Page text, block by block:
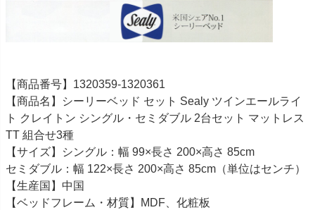
【商品番号】1320359-1320361
【商品名】シーリーベッド セット Sealy ツインエールライ
ト クレイトン シングル・セミダブル 2台セット マットレス
TT 組合せ3種
【サイズ】シングル：幅 99×長さ 200×高さ 85cm
セミダブル：幅 122×長さ 200×高さ 85cm（単位はセンチ）
【生産国】中国
【ベッドフレーム・材質】MDF、化粧板